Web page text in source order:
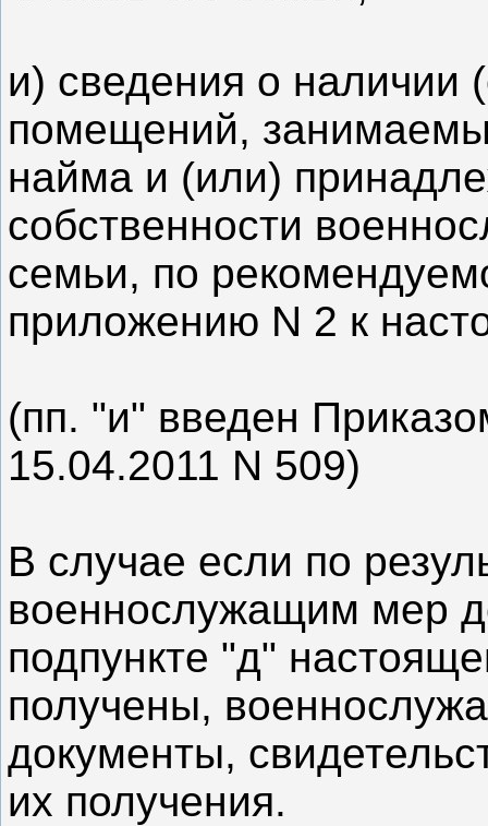
и) сведения о наличии
помещений,
найма и (или)
собственности
семьи, по
приложению N 2 к
(пп. "и" введен
15.04.2011 N 509)
В случае если по
военнослужащим мер
подпункте "д"
получены,
документы,
их получения.